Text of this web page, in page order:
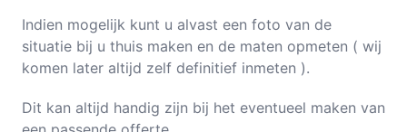
Indien mogelijk kunt u alvast een foto van de
situatie bij u thuis maken en de maten opmeten ( wij
komen later altijd zelf definitief inmeten ).
Dit kan altijd handig zijn bij het eventueel maken van